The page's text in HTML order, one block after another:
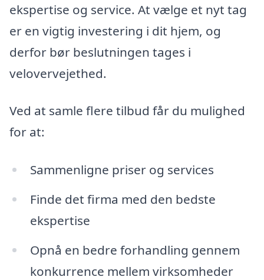
ekspertise og service. At vælge et nyt tag
er en vigtig investering i dit hjem, og
derfor bør beslutningen tages i
velovervejethed.
Ved at samle flere tilbud får du mulighed
for at:
Sammenligne priser og services
Finde det firma med den bedste
ekspertise
Opnå en bedre forhandling gennem
konkurrence mellem virksomheder